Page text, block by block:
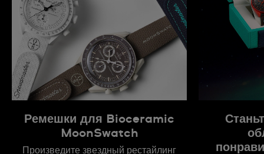
Ремешки для Bioceramic
MoonSwatch
Произведите звездный рестайлинг